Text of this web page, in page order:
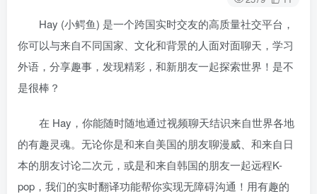
Hay (小鳄鱼) 是一个跨国实时交友的高质量社交平台，
你可以与来自不同国家、文化和背景的人面对面聊天，学习
外语，分享趣事，发现精彩，和新朋友一起探索世界！是不
是很棒？
在 Hay，你能随时随地通过视频聊天结识来自世界各地
的有趣灵魂。无论你是和来自美国的朋友聊漫威、和来自日
本的朋友讨论二次元，或是和来自韩国的朋友一起远程K-
pop，我们的实时翻译功能帮你实现无障碍沟通！用有趣的